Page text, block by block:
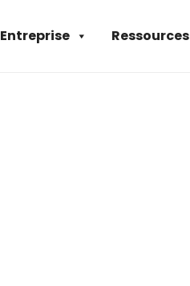
Ressources
Entreprise